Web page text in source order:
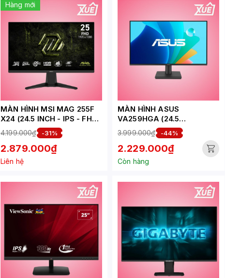
Hàng mới
MÀN HÌNH MSI MAG 255F
X24 (24.5 INCH - IPS - FHD
- 240HZ - 0.5MS)
4.199.000₫ -31%
2.879.000₫
Liên hệ
MÀN HÌNH ASUS
VA259HGA (24.5
INCH/FHD/IPS/120HZ/1MS/L
OA)
3.999.000₫ -44%
2.229.000₫
Còn hàng